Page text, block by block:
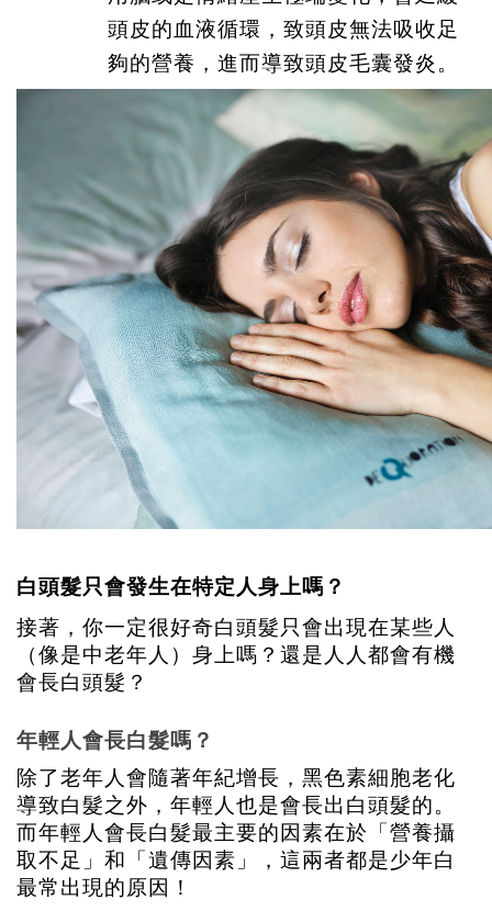
頭皮的血液循環，致頭皮無法吸收足
夠的營養，進而導致頭皮毛囊發炎。
白頭髮只會發生在特定人身上嗎？
接著，你一定很好奇白頭髮只會出現在某些人
（像是中老年人）身上嗎？還是人人都會有機
會長白頭髮？
年輕人會長白髮嗎？
除了老年人會隨著年紀增長，黑色素細胞老化
導致白髮之外，年輕人也是會長出白頭髮的。
而年輕人會長白髮最主要的因素在於「營養攝
取不足」和「遺傳因素」，這兩者都是少年白
最常出現的原因！